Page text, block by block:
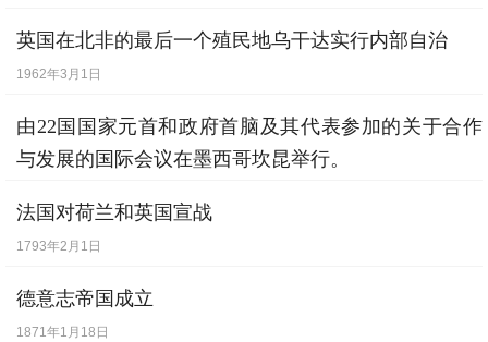
1919年9月10日
英国在北非的最后一个殖民地乌干达实行内部自治
1962年3月1日
由22国国家元首和政府首脑及其代表参加的关于合作
与发展的国际会议在墨西哥坎昆举行。
法国对荷兰和英国宣战
1793年2月1日
德意志帝国成立
1871年1月18日